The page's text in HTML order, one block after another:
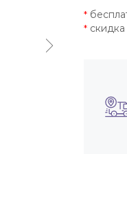
*
*скидка